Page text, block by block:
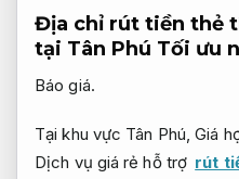
Địa chỉ rút tiền thẻ
tại Tân Phú Tối ưu
Báo giá.
Tại khu vực Tân Phú,Giá
Dịch vụ giá rẻ hỗ trợ rút